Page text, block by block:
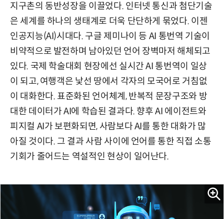
지구촌의 동반성장을 이끌었다. 인터넷 통신과 첨단기술
은 세계를 하나의 생태계로 더욱 단단하게 묶었다. 이젠
인공지능(AI)시대다. 구글 제미나이 등 AI 통번역 기술이
비약적으로 발전하며 남아있던 언어 장벽마저 해체되고
있다. 국제 학술대회 현장에선 실시간 AI 통번역이 일상
이 되고, 여행객은 낯선 땅에서 각자의 모국어로 거침없
이 대화한다. 표준화된 언어체계, 반복적 문장구조와 방
대한 데이터가 AI에 학습된 결과다. 향후 AI 에이전트와
피지컬 AI가 보편화되면, 사람보다 AI를 통한 대화가 많
아질 것이다. 그 결과 사람 사이에 언어를 통한 직접 소통
기회가 줄어드는 역설적인 현상이 일어난다.